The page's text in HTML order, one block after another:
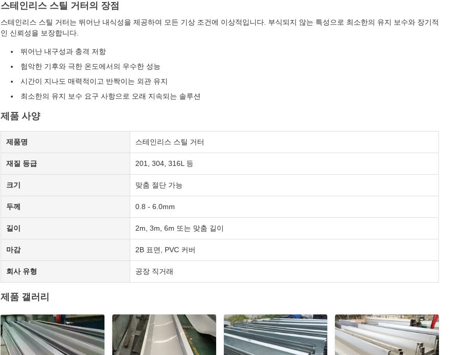
스테인리스 스틸 거터의 장점
스테인리스 스틸 거터는 뛰어난 내식성을 제공하여 모든 기상 조건에 이상적입니다. 부식되지 않는 특성으로 최소한의 유지 보수와 장기적
인 신뢰성을 보장합니다.
뛰어난 내구성과 충격 저항
험악한 기후와 극한 온도에서의 우수한 성능
시간이 지나도 매력적이고 반짝이는 외관 유지
최소한의 유지 보수 요구 사항으로 오래 지속되는 솔루션
제품 사양
제품명 스테인리스 스틸 거터
재질 등급 201, 304, 316L 등
크기 맞춤 절단 가능
두께 0.8 - 6.0mm
길이 2m, 3m, 6m 또는 맞춤 길이
마감 2B 표면, PVC 커버
회사 유형 공장 직거래
제품 갤러리